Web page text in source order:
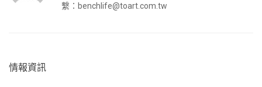
繫： benchlife@toart.com.tw
情報資訊